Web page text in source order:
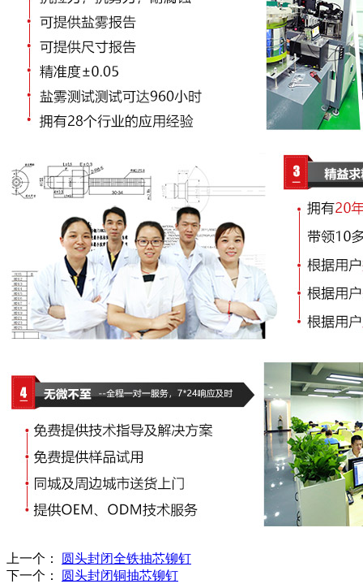
上一个：
圆头封闭全铁抽芯铆钉
下一个：
圆头封闭铜抽芯铆钉